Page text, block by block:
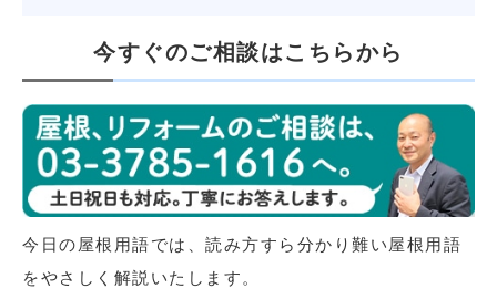
今すぐのご相談はこちらから
今日の屋根用語では、読み方すら分かり難い屋根用語
をやさしく解説いたします。